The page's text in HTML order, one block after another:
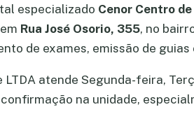
especializado Cenor Centro
Rua José Osorio, 355, no
de exames, emissão de
LTDA atende Segunda-feira,
na unidade,